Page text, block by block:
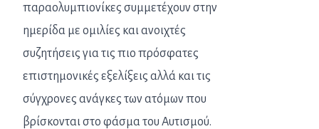
παραολυμπιονίκες συμμετέχουν στην
ημερίδα με ομιλίες και ανοιχτές
συζητήσεις για τις πιο πρόσφατες
επιστημονικές εξελίξεις αλλά και τις
σύγχρονες ανάγκες των ατόμων που
βρίσκονται στο φάσμα του Αυτισμού.